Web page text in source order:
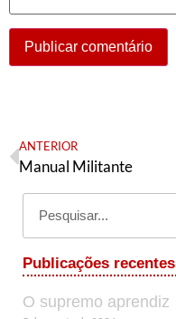
ANTERIOR
Manual Militante
Publicações recentes
O supremo aprendiz